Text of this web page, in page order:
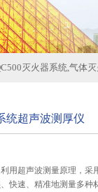
灭火器系统,气体
统超声波测厚仪
用超声波测量原理，采
快速、精准地测量多种